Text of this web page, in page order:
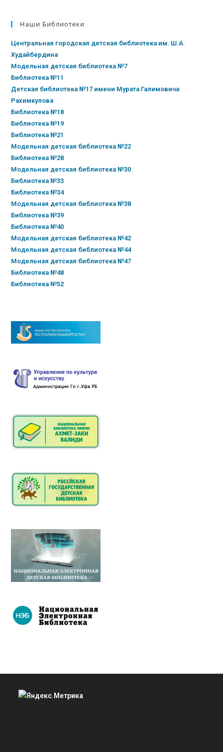
Наши Библиотеки
Центральная городская детская библиотека им. Ш.А.
Худайбердина
Модельная детская библиотека №7
Библиотека №11
Детская библиотека №17 имени Мурата Галимовича
Рахимкулова
Библиотека №18
Библиотека №19
Библиотека №21
Модельная детская библиотека №22
Библиотека №28
Модельная детская библиотека №30
Библиотека №33
Библиотека №34
Модельная детская библиотека №38
Библиотека №39
Библиотека №40
Модельная детская библиотека №42
Модельная детская библиотека №44
Модельная детская библиотека №47
Библиотека №48
Библиотека №52